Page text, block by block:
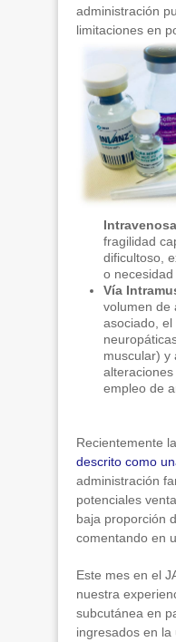
administración
limitaciones en
Intravenosa
fragilidad
dificultoso,
o necesidad
Vía
volumen de
asociado,
muscular) y
empleo de
Recientemente la
descrito como
administración
potenciales
baja proporción
comentando en
Este mes en el
nuestra
subcutánea en
ingresados en